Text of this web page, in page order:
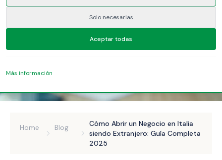
Home Blog
Cómo Abrir un Negocio en Italia
siendo Extranjero: Guía Completa
2025
Solo necesarias
Aceptar todas
Más información